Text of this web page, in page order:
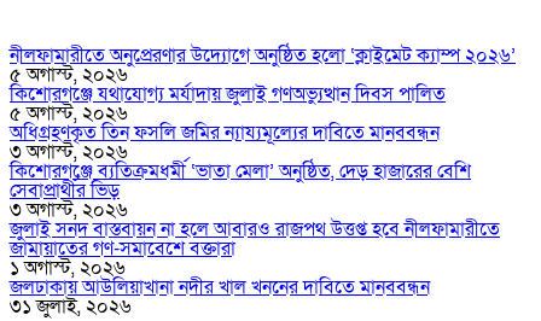
নীলফামারীতে অনুপ্রেরণার উদ্যোগে অনুষ্ঠিত হলো ‘ক্লাইমেট ক্যাম্প ২০২৬’
৫ অগাস্ট, ২০২৬
কিশোরগঞ্জে যথাযোগ্য মর্যাদায় জুলাই গণঅভ্যুত্থান দিবস পালিত
৫ অগাস্ট, ২০২৬
অধিগ্রহণকৃত তিন ফসলি জমির ন্যায্যমূল্যের দাবিতে মানববন্ধন
৩ অগাস্ট, ২০২৬
কিশোরগঞ্জে ব্যতিক্রমধর্মী ‘ভাতা মেলা’ অনুষ্ঠিত, দেড় হাজারের বেশি
সেবাপ্রার্থীর ভিড়
৩ অগাস্ট, ২০২৬
জুলাই সনদ বাস্তবায়ন না হলে আবারও রাজপথ উত্তপ্ত হবে নীলফামারীতে
জামায়াতের গণ-সমাবেশে বক্তারা
১ অগাস্ট, ২০২৬
জলঢাকায় আউলিয়াখানা নদীর খাল খননের দাবিতে মানববন্ধন
৩১ জুলাই, ২০২৬